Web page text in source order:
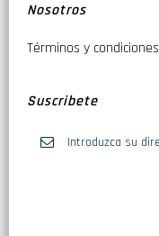
Nosotros
Términos y condiciones
Suscribete